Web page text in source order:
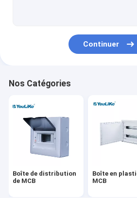
Boîte de distribution affleurante
Alimentation électrique extérieur
Boîte équipotentielle
Continuer
Nos Catégories
Boîte de distribution
de MCB
Boîte en
MCB